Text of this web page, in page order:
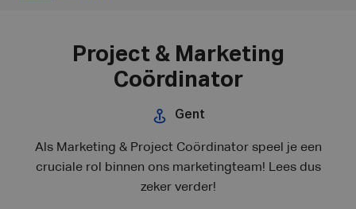
Project & Marketing
Coördinator
Gent
Als Marketing & Project Coördinator speel je een
cruciale rol binnen ons marketingteam! Lees dus
zeker verder!